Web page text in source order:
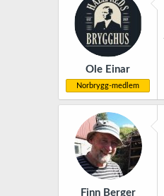
Ole Einar
Norbrygg-medlem
Finn Berger